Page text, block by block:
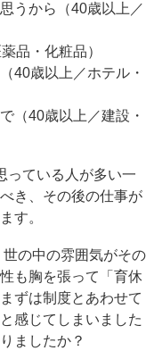
うから（40歳以上／
品・化粧品）
40歳以上／ホテル・
（40歳以上／建設・
っている人が多い一
き、その後の仕事が
す。
の中の雰囲気がその
も胸を張って「育休
ずは制度とあわせて
感じてしまいました
ましたか？